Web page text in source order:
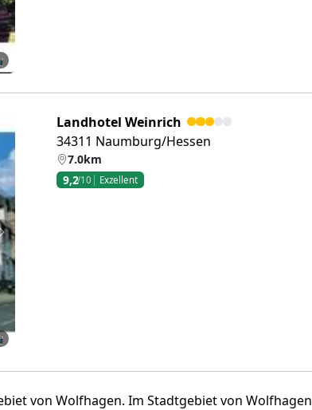
Weiter
Landhotel Weinrich
34311 Naumburg/Hessen
7.0km
9,2/10 Exzellent
von Wolfhagen. Im Stadtgebiet von Wolfhagen